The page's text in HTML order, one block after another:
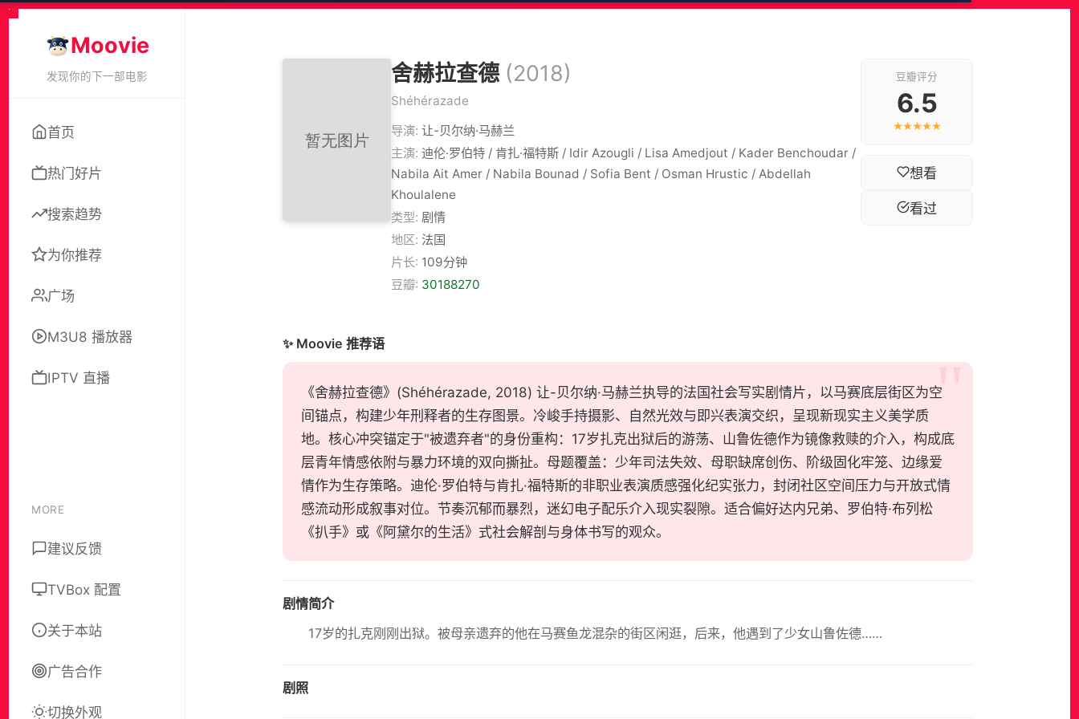
Moovie
发现你的下一部电影
首页
热门好片
搜索趋势
为你推荐
广场
M3U8 播放器
IPTV 直播
MORE
建议反馈
TVBox 配置
关于本站
广告合作
切换外观
舍赫拉查德 (2018)
Shéhérazade
导演: 让-贝尔纳·马赫兰
主演: 迪伦·罗伯特 / 肯扎·福特斯 / Idir Azougli / Lisa Amedjout / Kader Benchoudar /
Nabila Ait Amer / Nabila Bounad / Sofia Bent / Osman Hrustic / Abdellah
Khoulalene
类型: 剧情
地区: 法国
片长: 109分钟
豆瓣: 30188270
豆瓣评分
6.5
★★★★★
想看
看过
✨ Moovie 推荐语
《舍赫拉查德》(Shéhérazade, 2018) 让-贝尔纳·马赫兰执导的法国社会写实剧情片，以马赛底层街区为空
间锚点，构建少年刑释者的生存图景。冷峻手持摄影、自然光效与即兴表演交织，呈现新现实主义美学质
地。核心冲突锚定于"被遗弃者"的身份重构：17岁扎克出狱后的游荡、山鲁佐德作为镜像救赎的介入，构成底
层青年情感依附与暴力环境的双向撕扯。母题覆盖：少年司法失效、母职缺席创伤、阶级固化牢笼、边缘爱
情作为生存策略。迪伦·罗伯特与肯扎·福特斯的非职业表演质感强化纪实张力，封闭社区空间压力与开放式情
感流动形成叙事对位。节奏沉郁而暴烈，迷幻电子配乐介入现实裂隙。适合偏好达内兄弟、罗伯特·布列松
《扒手》或《阿黛尔的生活》式社会解剖与身体书写的观众。
剧情简介
17岁的扎克刚刚出狱。被母亲遗弃的他在马赛鱼龙混杂的街区闲逛，后来，他遇到了少女山鲁佐德……
剧照